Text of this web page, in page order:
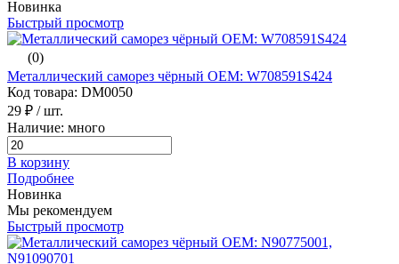
Новинка
Быстрый просмотр
(0)
Металлический саморез чёрный ОЕМ: W708591S424
Код товара: DM0050
29 ₽ / шт.
Наличие: много
В корзину
Подробнее
Новинка
Мы рекомендуем
Быстрый просмотр